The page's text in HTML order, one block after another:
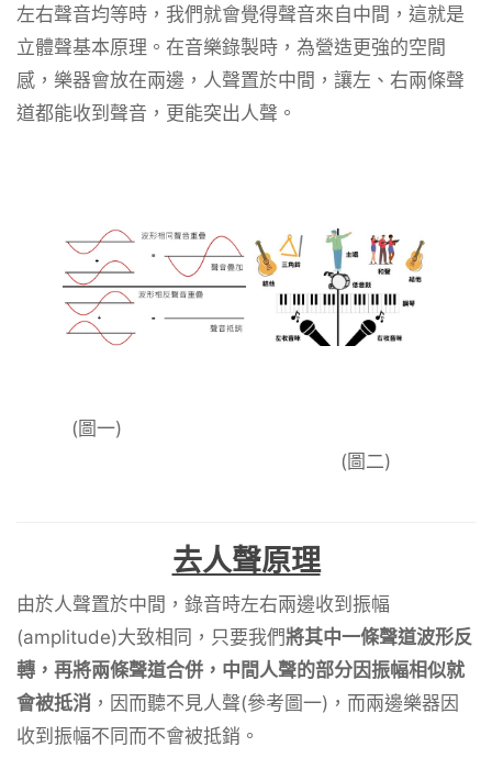
左右聲音均等時，我們就會覺得聲音來自中間，這就是
立體聲基本原理。在音樂錄製時，為營造更強的空間
感，樂器會放在兩邊，人聲置於中間，讓左、右兩條聲
道都能收到聲音，更能突出人聲。
(圖一)
(圖二)
去人聲原理
由於人聲置於中間，錄音時左右兩邊收到振幅
(amplitude)大致相同，只要我們將其中一條聲道波形反
轉，再將兩條聲道合併，中間人聲的部分因振幅相似就
會被抵消 ，因而聽不見人聲(參考圖一)，而兩邊樂器因
收到振幅不同而不會被抵銷。